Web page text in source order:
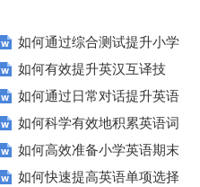
如何通过综合测试提升小学
生英语听说读写技能？
如何有效提升英汉互译技
巧？这些方法让你翻译更精准！
如何通过日常对话提升英语
口语能力？试试这5个方法！
如何科学有效地积累英语词
汇？如何高效准备小学英语期末
评估？这些技巧助你轻松过关！
如何快速提高英语单项选择